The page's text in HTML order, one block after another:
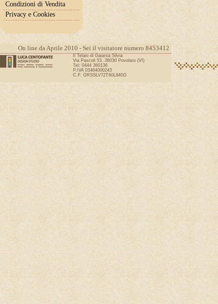
Condizioni di Vendita
Privacy e Cookies
On line da Aprile 2010 - Sei il visitatore numero 8453412
Il Telaio di Gaiarsa Silvia
Via Pascoli 53, 36030 Povolaro (VI)
Tel: 0444 360136
P.IVA 03464000243
C.F. GRSSLV72T60L840G